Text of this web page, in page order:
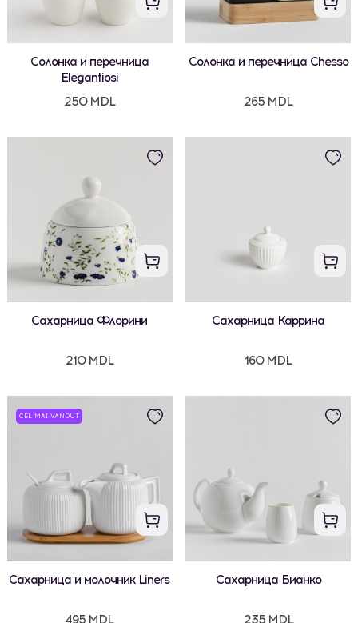
Солонка и перечница
Elegantiosi
250 MDL
Солонка и перечница Chesso
265 MDL
Сахарница Флорини
210 MDL
Сахарница Каррина
160 MDL
CEL MAI VÂNDUT
Сахарница и молочник Liners
495 MDL
Сахарница Бианкo
235 MDL